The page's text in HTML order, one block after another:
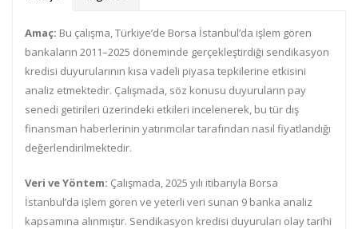
Amaç: Bu çalışma, Türkiye’de Borsa İstanbul’da işlem gören
bankaların 2011–2025 döneminde gerçekleştirdiği sendikasyon
kredisi duyurularının kısa vadeli piyasa tepkilerine etkisini
analiz etmektedir. Çalışmada, söz konusu duyuruların pay
senedi getirileri üzerindeki etkileri incelenerek, bu tür dış
finansman haberlerinin yatırımcılar tarafından nasıl fiyatlandığı
değerlendirilmektedir.
Veri ve Yöntem: Çalışmada, 2025 yılı itibarıyla Borsa
İstanbul’da işlem gören ve yeterli veri sunan 9 banka analiz
kapsamına alınmıştır. Sendikasyon kredisi duyuruları olay tarihi